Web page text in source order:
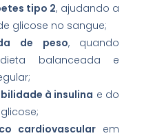
tipo 2, ajudando a
glicose no sangue;
de peso, quando
balanceada e
à insulina e do
cardiovascularem